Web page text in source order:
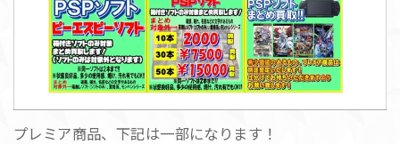
プレミア商品、下記は一部になります！